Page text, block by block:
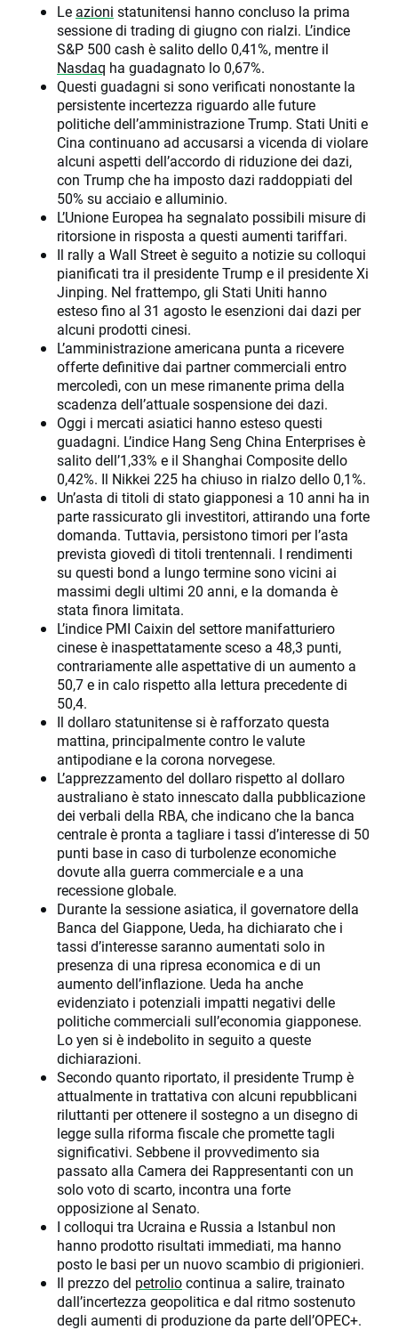
Le azioni statunitensi hanno concluso la prima
sessione di trading di giugno con rialzi. L’indice
S&P 500 cash è salito dello 0,41%, mentre il
Nasdaq ha guadagnato lo 0,67%.
Questi guadagni si sono verificati nonostante la
persistente incertezza riguardo alle future
politiche dell’amministrazione Trump. Stati Uniti e
Cina continuano ad accusarsi a vicenda di violare
alcuni aspetti dell’accordo di riduzione dei dazi,
con Trump che ha imposto dazi raddoppiati del
50% su acciaio e alluminio.
L’Unione Europea ha segnalato possibili misure di
ritorsione in risposta a questi aumenti tariffari.
Il rally a Wall Street è seguito a notizie su colloqui
pianificati tra il presidente Trump e il presidente Xi
Jinping. Nel frattempo, gli Stati Uniti hanno
esteso fino al 31 agosto le esenzioni dai dazi per
alcuni prodotti cinesi.
L’amministrazione americana punta a ricevere
offerte definitive dai partner commerciali entro
mercoledì, con un mese rimanente prima della
scadenza dell’attuale sospensione dei dazi.
Oggi i mercati asiatici hanno esteso questi
guadagni. L’indice Hang Seng China Enterprises è
salito dell’1,33% e il Shanghai Composite dello
0,42%. Il Nikkei 225 ha chiuso in rialzo dello 0,1%.
Un’asta di titoli di stato giapponesi a 10 anni ha in
parte rassicurato gli investitori, attirando una forte
domanda. Tuttavia, persistono timori per l’asta
prevista giovedì di titoli trentennali. I rendimenti
su questi bond a lungo termine sono vicini ai
massimi degli ultimi 20 anni, e la domanda è
stata finora limitata.
L’indice PMI Caixin del settore manifatturiero
cinese è inaspettatamente sceso a 48,3 punti,
contrariamente alle aspettative di un aumento a
50,7 e in calo rispetto alla lettura precedente di
50,4.
Il dollaro statunitense si è rafforzato questa
mattina, principalmente contro le valute
antipodiane e la corona norvegese.
L’apprezzamento del dollaro rispetto al dollaro
australiano è stato innescato dalla pubblicazione
dei verbali della RBA, che indicano che la banca
centrale è pronta a tagliare i tassi d’interesse di 50
punti base in caso di turbolenze economiche
dovute alla guerra commerciale e a una
recessione globale.
Durante la sessione asiatica, il governatore della
Banca del Giappone, Ueda, ha dichiarato che i
tassi d’interesse saranno aumentati solo in
presenza di una ripresa economica e di un
aumento dell’inflazione. Ueda ha anche
evidenziato i potenziali impatti negativi delle
politiche commerciali sull’economia giapponese.
Lo yen si è indebolito in seguito a queste
dichiarazioni.
Secondo quanto riportato, il presidente Trump è
attualmente in trattativa con alcuni repubblicani
riluttanti per ottenere il sostegno a un disegno di
legge sulla riforma fiscale che promette tagli
significativi. Sebbene il provvedimento sia
passato alla Camera dei Rappresentanti con un
solo voto di scarto, incontra una forte
opposizione al Senato.
I colloqui tra Ucraina e Russia a Istanbul non
hanno prodotto risultati immediati, ma hanno
posto le basi per un nuovo scambio di prigionieri.
Il prezzo del petroliocontinua a salire, trainato
dall’incertezza geopolitica e dal ritmo sostenuto
degli aumenti di produzione da parte dell’OPEC+.